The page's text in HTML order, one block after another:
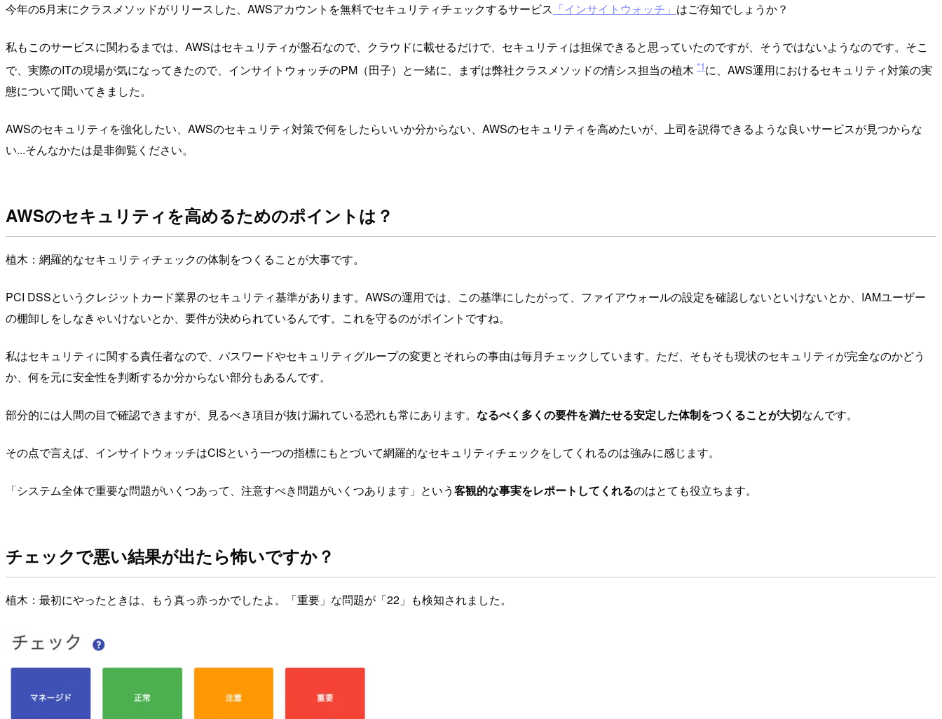
今年の5月末にクラスメソッドがリリースした、AWSアカウントを無料でセキュリティチェックするサービス 「インサイトウォッチ」 はご存知でしょうか？
私もこのサービスに関わるまでは、AWSはセキュリティが盤石なので、クラウドに載せるだけで、セキュリティは担保できると思っていたのですが、そうではないようなのです。そこ
で、実際のITの現場が気になってきたので、インサイトウォッチのPM（田子）と一緒に、まずは弊社クラスメソッドの情シス担当の植木 *1に、AWS運用におけるセキュリティ対策の実
態について聞いてきました。
AWSのセキュリティを強化したい、AWSのセキュリティ対策で何をしたらいいか分からない、AWSのセキュリティを高めたいが、上司を説得できるような良いサービスが見つからな
い...そんなかたは是非御覧ください。
AWSのセキュリティを高めるためのポイントは？
植木：網羅的なセキュリティチェックの体制をつくることが大事です。
PCI DSSというクレジットカード業界のセキュリティ基準があります。AWSの運用では、この基準にしたがって、ファイアウォールの設定を確認しないといけないとか、IAMユーザー
の棚卸しをしなきゃいけないとか、要件が決められているんです。これを守るのがポイントですね。
私はセキュリティに関する責任者なので、パスワードやセキュリティグループの変更とそれらの事由は毎月チェックしています。ただ、そもそも現状のセキュリティが完全なのかどう
か、何を元に安全性を判断するか分からない部分もあるんです。
部分的には人間の目で確認できますが、見るべき項目が抜け漏れている恐れも常にあります。 なるべく多くの要件を満たせる安定した体制をつくることが大切なんです。
その点で言えば、インサイトウォッチはCISという一つの指標にもとづいて網羅的なセキュリティチェックをしてくれるのは強みに感じます。
「システム全体で重要な問題がいくつあって、注意すべき問題がいくつあります」という客観的な事実をレポートしてくれるのはとても役立ちます。
チェックで悪い結果が出たら怖いですか？
植木：最初にやったときは、もう真っ赤っかでしたよ。「重要」な問題が「22」も検知されました。